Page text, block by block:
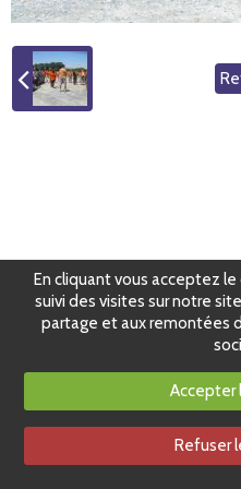
En cliquant vous acceptez
suivi des visites sur notre
partage et aux remontées
Accepter
Refuser